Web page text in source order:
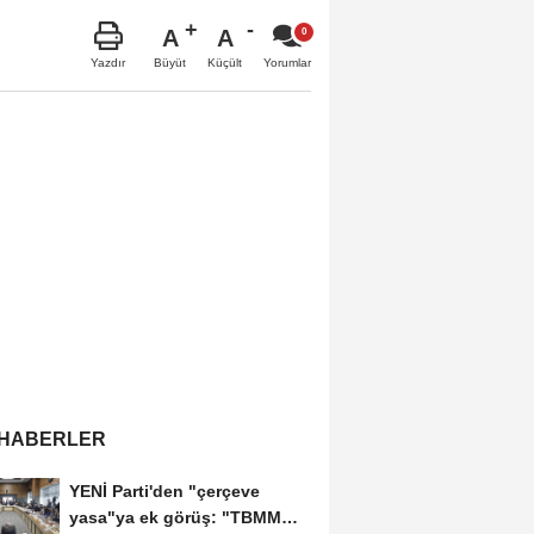
Yazdır
A
Büyüt
A
Küçült Yorumlar
YENİ Parti'den "çerçeve
yasa"ya ek görüş: "TBMM